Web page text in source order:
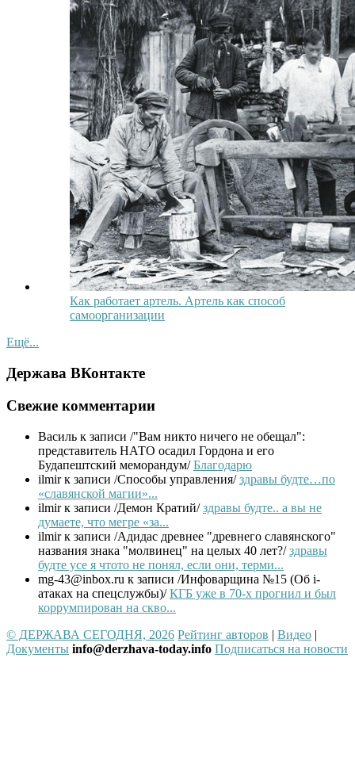
Как работает артель. Артель как способ
самоорганизации
Ещё...
Держава ВКонтакте
Свежие комментарии
Василь к записи /"Вам никто ничего не обещал":
представитель НАТО осадил Гордона и его
Будапештский меморандум/Благодарю
ilmirк записи /Способы управления/здравы будте…по
«славянской магии»...
ilmirк записи /Демон Кратий/здравы будте.. а вы не
думаете, что мегре «за...
ilmirк записи /Адидас древнее "древнего славянского"
названия знака "молвинец" на целых 40 лет?/здравы
будте усе я чтото не понял, если они, терми...
mg-43@inbox.ru к записи /Инфоварщина №15 (Об i-
атаках на спецслужбы)/КГБ уже в 70-х прогнил и был
коррумпирован на скво...
© ДЕРЖАВА СЕГОДНЯ, 2026 Рейтинг авторов | Видео |
Документы info@derzhava-today.info Подписаться на новости